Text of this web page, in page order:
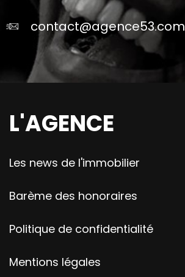
contact@agence53.com
L'AGENCE
Les news de l'immobilier
Barème des honoraires
Politique de confidentialité
Mentions légales